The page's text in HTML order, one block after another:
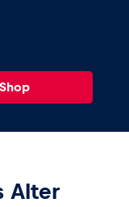
Alle anzeigen
Alter